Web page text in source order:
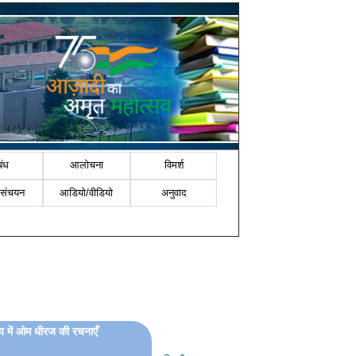
आलोचना विमर्श
आडियो/वीडियो अनुवाद
में ओम धीरज की रचनाएँ